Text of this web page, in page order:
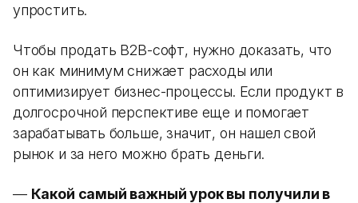
упростить.
Чтобы продать B2B-софт, нужно доказать, что
он как минимум снижает расходы или
оптимизирует бизнес-процессы. Если продукт в
долгосрочной перспективе еще и помогает
зарабатывать больше, значит, он нашел свой
рынок и за него можно брать деньги.
— Какой самый важный урок вы получили в